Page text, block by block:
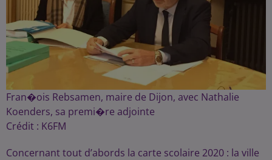
Fran�ois Rebsamen, maire de Dijon, avec Nathalie
Koenders, sa premi�re adjointe
Crédit : K6FM
Concernant tout d’abords la carte scolaire 2020 : la ville